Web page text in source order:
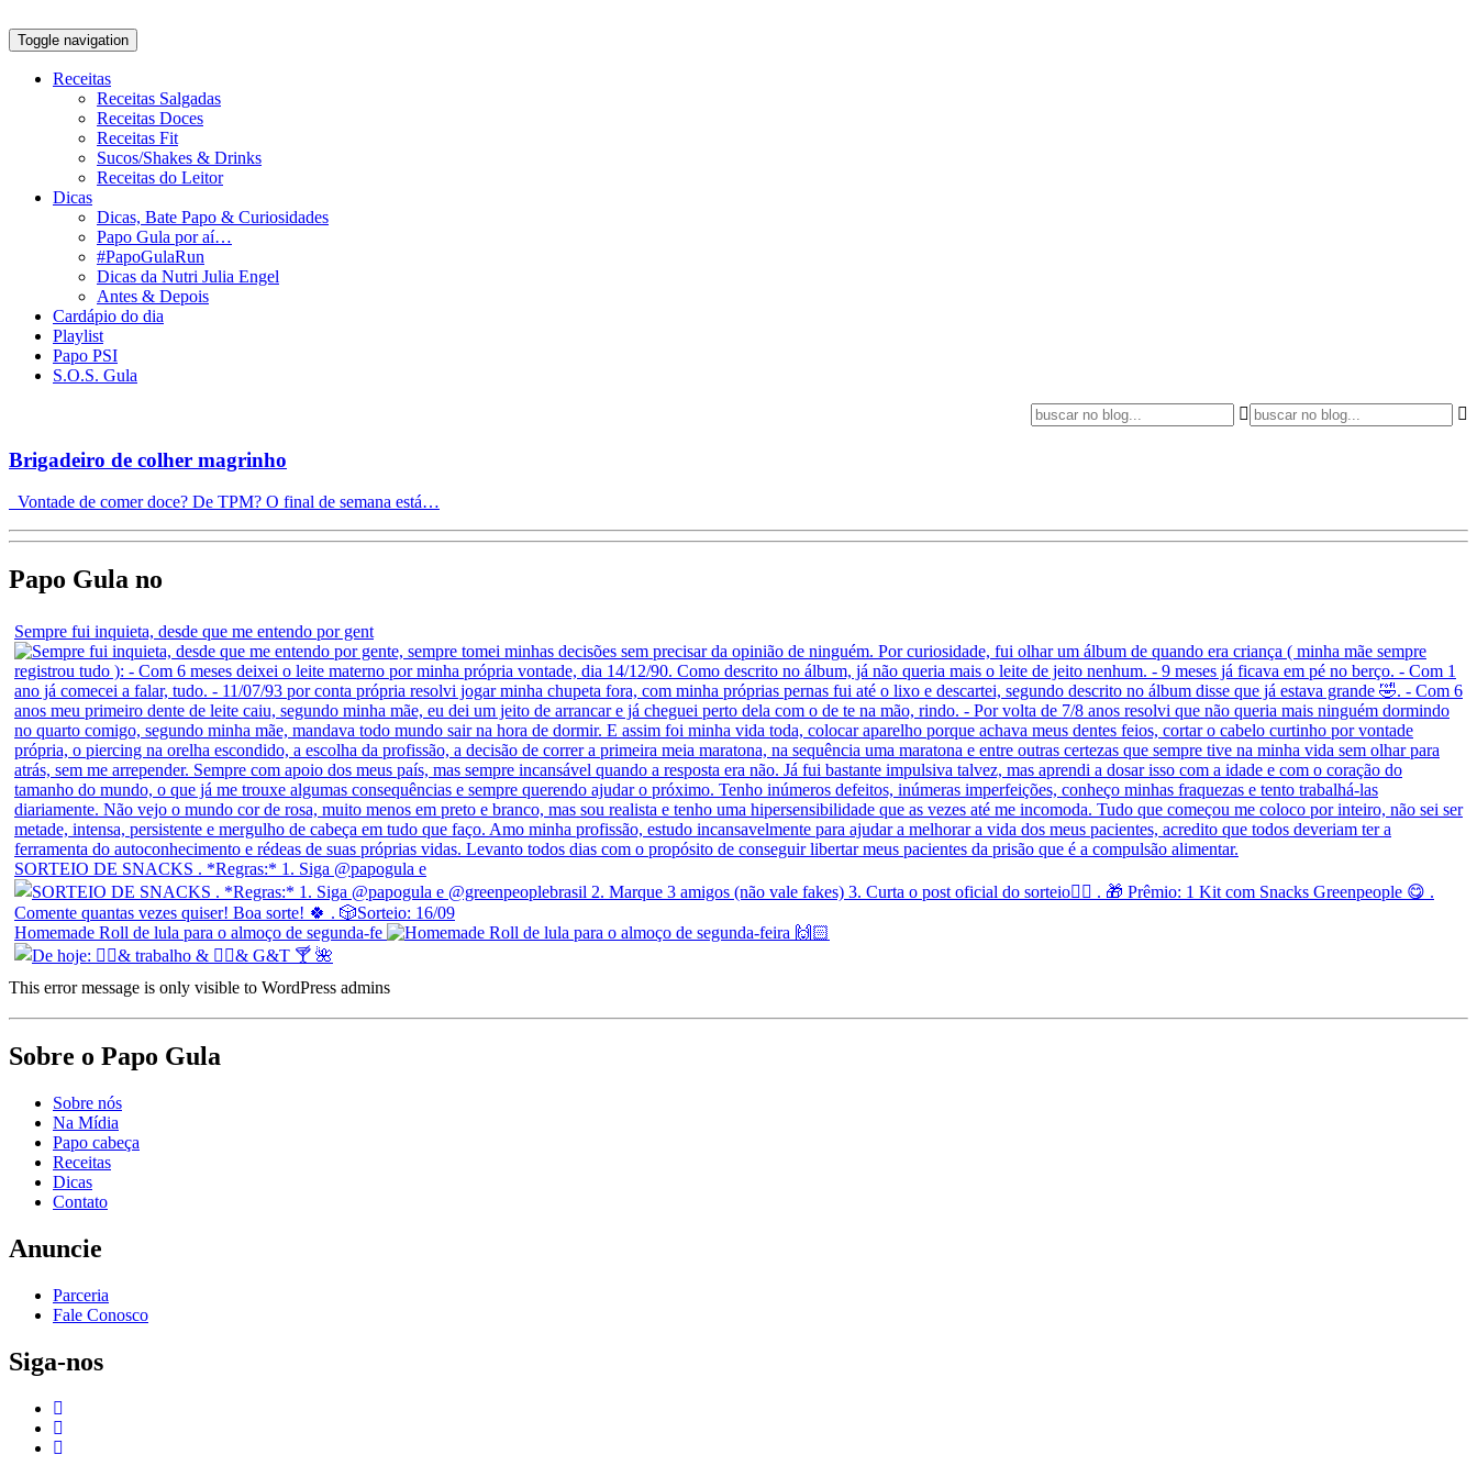
Toggle navigation
Receitas
Receitas Salgadas
Receitas Doces
Receitas Fit
Sucos/Shakes & Drinks
Receitas do Leitor
Dicas
Dicas, Bate Papo & Curiosidades
Papo Gula por aí…
#PapoGulaRun
Dicas da Nutri Julia Engel
Antes & Depois
Cardápio do dia
Playlist
Papo PSI
S.O.S. Gula
Brigadeiro de colher magrinho
Vontade de comer doce? De TPM? O final de semana está…
Papo Gula no
Sempre fui inquieta, desde que me entendo por gent
SORTEIO DE SNACKS . *Regras:* 1. Siga @papogula e
Homemade Roll de lula para o almoço de segunda-fe
This error message is only visible to WordPress admins
Sobre o Papo Gula
Sobre nós
Na Mídia
Papo cabeça
Receitas
Dicas
Contato
Anuncie
Parceria
Fale Conosco
Siga-nos